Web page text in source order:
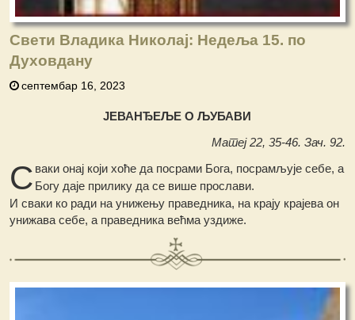
Свети Владика Николај: Недеља 15. по
Духовдану
септембар 16, 2023
ЈЕВАНЂЕЉЕ О ЉУБАВИ
Матеј 22, 35-46. Зач. 92.
С ваки онај који хоће да посрами Бога, посрамљује себе, а
Богу даје прилику да се више прослави.
И сваки ко ради на унижењу праведника, на крају крајева он
унижава себе, а праведника већма уздиже.